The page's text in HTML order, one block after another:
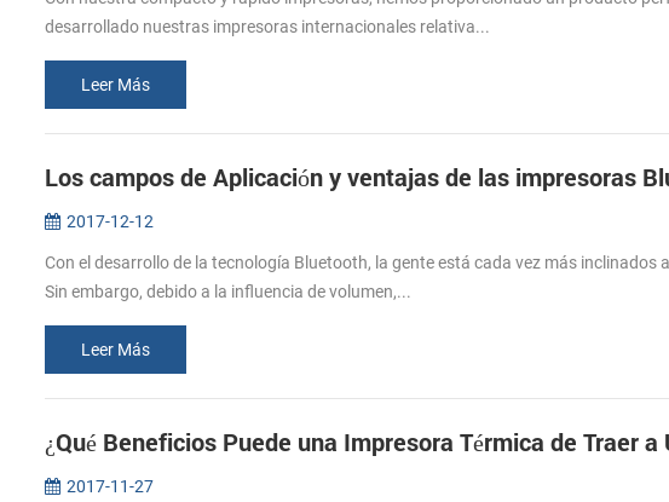
desarrollado nuestras impresoras internacionales relativa...
Leer Más
Los campos de Aplicación y ventajas de las impresoras
2017-12-12
Con el desarrollo de la tecnología Bluetooth, la gente está cada vez más
Sin embargo, debido a la influencia de volumen,...
Leer Más
¿Qué Beneficios Puede una Impresora Térmica de Traer a
2017-11-27